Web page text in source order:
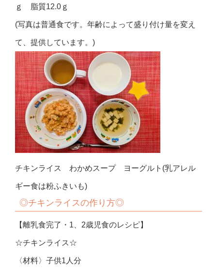
ｇ 脂質12.0ｇ
(写真は普通食です。年齢によって盛り付け量を変え
て、提供しています。)
チキンライス わかめスープ ヨーグルト(乳アレル
ギー食は粉ふきいも)
◎チキンライスの作り方◎
【離乳食完了・1、2歳児食のレシピ】
☆チキンライス☆
〈材料〉子供1人分